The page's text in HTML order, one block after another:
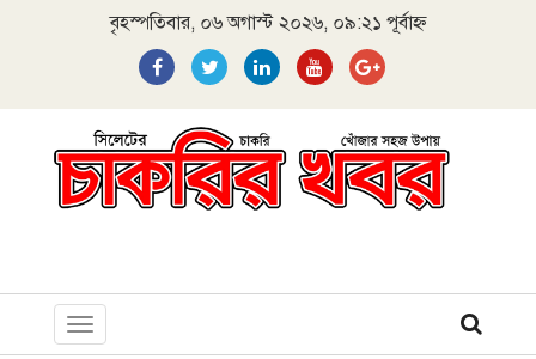
বৃহস্পতিবার, ০৬ অগাস্ট ২০২৬, ০৯:২১ পূর্বাহ্ন
Toggle